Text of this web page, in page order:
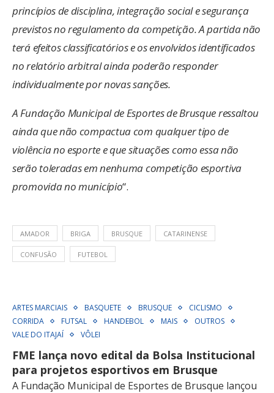
princípios de disciplina, integração social e segurança
previstos no regulamento da competição. A partida não
terá efeitos classificatórios e os envolvidos identificados
no relatório arbitral ainda poderão responder
individualmente por novas sanções.
A Fundação Municipal de Esportes de Brusque ressaltou
ainda que não compactua com qualquer tipo de
violência no esporte e que situações como essa não
serão toleradas em nenhuma competição esportiva
promovida no município“.
AMADOR BRIGA BRUSQUE CATARINENSE
CONFUSÃO FUTEBOL
ARTES MARCIAIS BASQUETE BRUSQUE
CICLISMO
CORRIDA
FUTSAL HANDEBOL MAIS
OUTROS
VALE DO ITAJAÍ
VÔLEI
FME lança novo edital da Bolsa Institucional
para projetos esportivos em Brusque
A Fundação Municipal de Esportes de Brusque lançou